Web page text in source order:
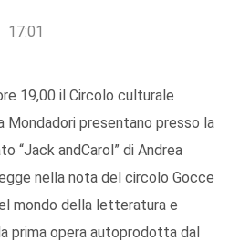
17:01
19,00 il Circolo culturale
Mondadori presentano presso la
“Jack andCarol” di Andrea
nella nota del circolo Gocce
mondo della letteratura e
prima opera autoprodotta dal